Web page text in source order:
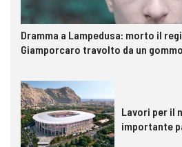
Dramma a Lampedusa: morto il
Giamporcaro travolto da un
Lavori per il
importante